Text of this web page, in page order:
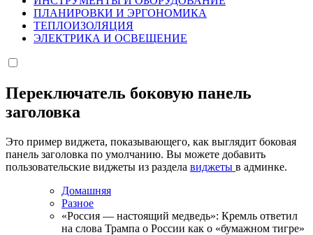
ПЛАНИРОВКИ И ЭРГОНОМИКА
ТЕПЛОИЗОЛЯЦИЯ
ЭЛЕКТРИКА И ОСВЕЩЕНИЕ
Переключатель боковую панель
заголовка
Это пример виджета, показывающего, как выглядит боковая
панель заголовка по умолчанию. Вы можете добавить
пользовательские виджеты из раздела виджеты в админке.
Домашняя
Разное
«Россия — настоящий медведь»: Кремль ответил
на слова Трампа о России как о «бумажном тигре»